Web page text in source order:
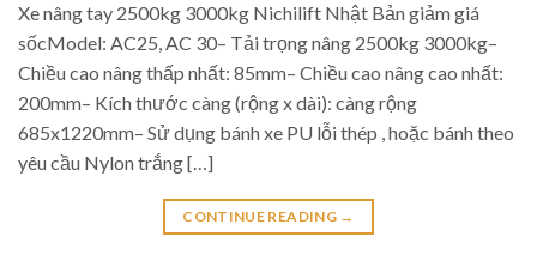
Xe nâng tay 2500kg 3000kg Nichilift Nhật Bản giảm giá
sốcModel: AC25, AC 30– Tải trọng nâng 2500kg 3000kg–
Chiều cao nâng thấp nhất: 85mm– Chiều cao nâng cao nhất:
200mm– Kích thước càng (rộng x dài): càng rộng
685x1220mm– Sử dụng bánh xe PU lỗi thép , hoặc bánh theo
yêu cầu Nylon trắng […]
CONTINUE READING →